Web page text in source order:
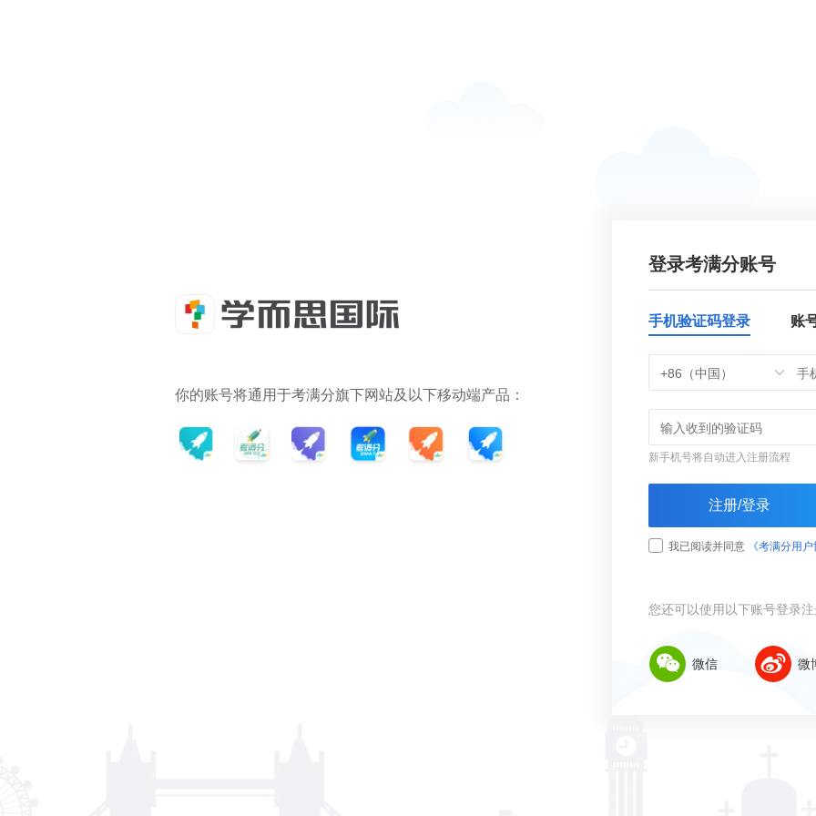
你的账号将通用于考满分旗下网站及以下移动端产品：
登录考满分账号
手机验证码登录 账
+86（中国）
新手机号将自动进入注册流程
注册/登录
我已阅读并同意 《考满分用户
您还可以使用以下账号登录
微信 微